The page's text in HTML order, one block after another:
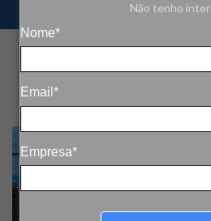
Não tenho
Nome*
Email*
Empresa*